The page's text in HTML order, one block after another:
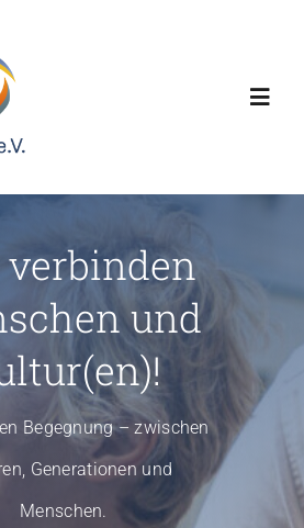
und
Begegnung – zwischen
Generationen und
Menschen.